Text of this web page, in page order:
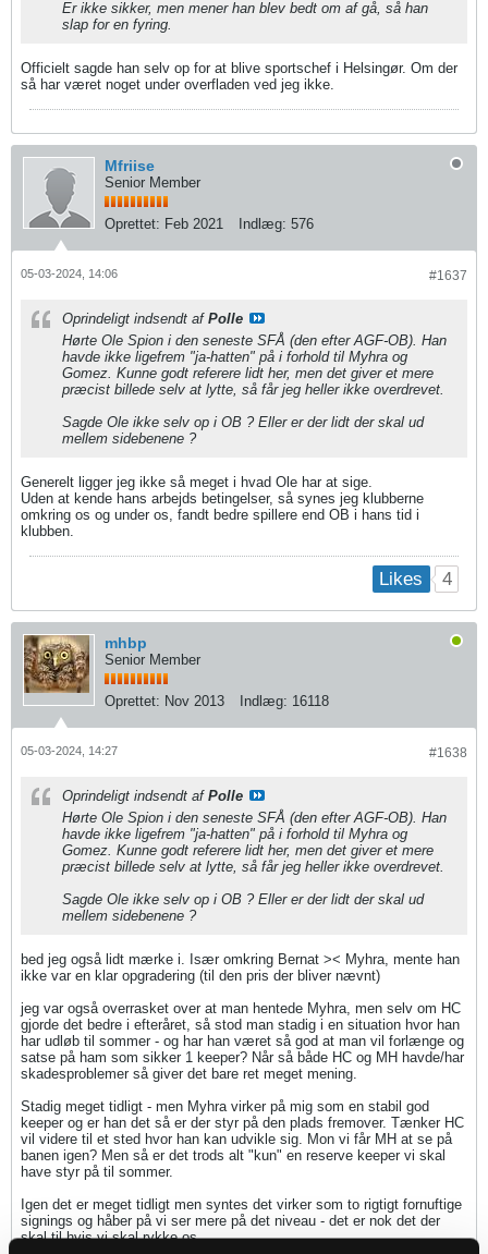
Er ikke sikker, men mener han blev bedt om af gå, så han
slap for en fyring.
Officielt sagde han selv op for at blive sportschef i Helsingør. Om der
så har været noget under overfladen ved jeg ikke.
Mfriise
Senior Member
Oprettet: Feb 2021 Indlæg: 576
#1637
05-03-2024, 14:06
Oprindeligt indsendt af Polle
Hørte Ole Spion i den seneste SFÅ (den efter AGF-OB). Han
havde ikke ligefrem "ja-hatten" på i forhold til Myhra og
Gomez. Kunne godt referere lidt her, men det giver et mere
præcist billede selv at lytte, så får jeg heller ikke overdrevet.
Sagde Ole ikke selv op i OB ? Eller er der lidt der skal ud
mellem sidebenene ?
Generelt ligger jeg ikke så meget i hvad Ole har at sige.
Uden at kende hans arbejds betingelser, så synes jeg klubberne
omkring os og under os, fandt bedre spillere end OB i hans tid i
klubben.
Likes 4
mhbp
Senior Member
Oprettet: Nov 2013 Indlæg: 16118
#1638
05-03-2024, 14:27
Oprindeligt indsendt af Polle
Hørte Ole Spion i den seneste SFÅ (den efter AGF-OB). Han
havde ikke ligefrem "ja-hatten" på i forhold til Myhra og
Gomez. Kunne godt referere lidt her, men det giver et mere
præcist billede selv at lytte, så får jeg heller ikke overdrevet.
Sagde Ole ikke selv op i OB ? Eller er der lidt der skal ud
mellem sidebenene ?
bed jeg også lidt mærke i. Især omkring Bernat >< Myhra, mente han
ikke var en klar opgradering (til den pris der bliver nævnt)
jeg var også overrasket over at man hentede Myhra, men selv om HC
gjorde det bedre i efteråret, så stod man stadig i en situation hvor han
har udløb til sommer - og har han været så god at man vil forlænge og
satse på ham som sikker 1 keeper? Når så både HC og MH havde/har
skadesproblemer så giver det bare ret meget mening.
Stadig meget tidligt - men Myhra virker på mig som en stabil god
keeper og er han det så er der styr på den plads fremover. Tænker HC
vil videre til et sted hvor han kan udvikle sig. Mon vi får MH at se på
banen igen? Men så er det trods alt "kun" en reserve keeper vi skal
have styr på til sommer.
Igen det er meget tidligt men syntes det virker som to rigtigt fornuftige
signings og håber på vi ser mere på det niveau - det er nok det der
skal til hvis vi skal rykke os.